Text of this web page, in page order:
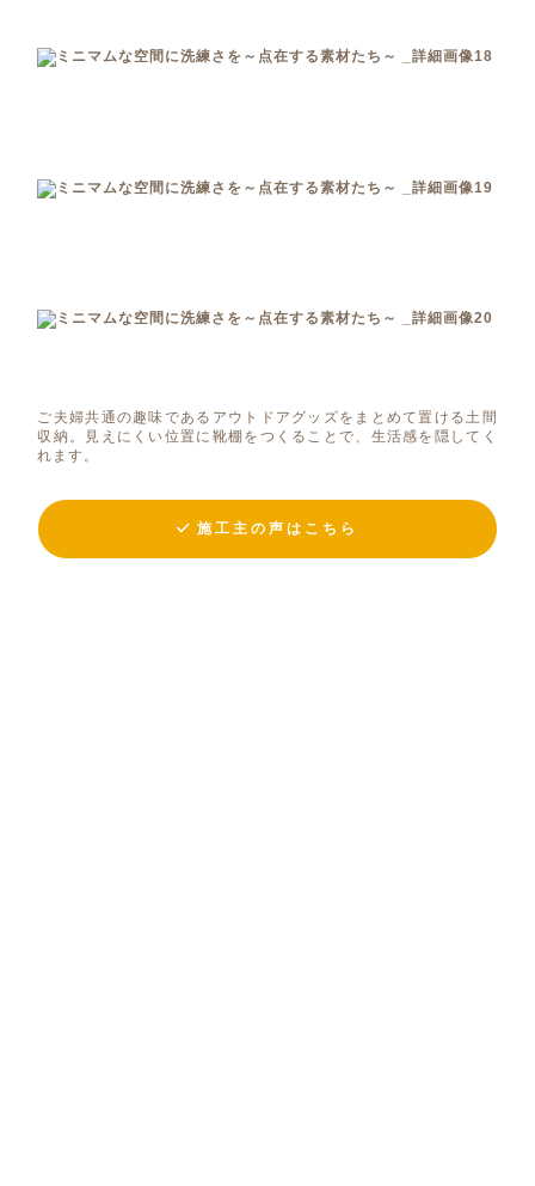
ご夫婦共通の趣味であるアウトドアグッズをまとめて置ける土間
収納。見えにくい位置に靴棚をつくることで、生活感を隠してく
れます。
施工主の声はこちら